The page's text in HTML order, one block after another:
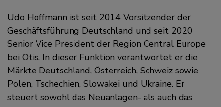
Udo Hoffmann ist seit 2014 Vorsitzender der
Geschäftsführung Deutschland und seit 2020
Senior Vice President der Region Central Europe
bei Otis. In dieser Funktion verantwortet er die
Märkte Deutschland, Österreich, Schweiz sowie
Polen, Tschechien, Slowakei und Ukraine. Er
steuert sowohl das Neuanlagen- als auch das